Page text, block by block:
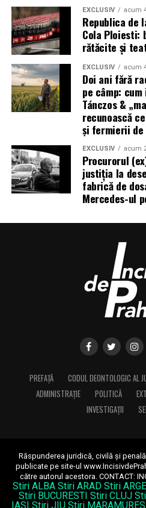
EXCLUSIV acum
Republica de
Cola Ploiesti:
rătăcite și
EXCLUSIV acum
Doi ani fără
pe câmp:
Tánczos &
recunoască
și fermierii
EXCLUSIV acum
Procurorul
justiția la
fabrică de
Mercedes-ul
PREFAȚĂ CODUL DEONTOLOGIC AL
ADMINISTRAȚIE
POLITICĂ
INVESTIGAȚII
Răspunderea juridică, civilă și
publicate pe site-ul
către autorul acestora.CONTACT:
Stiri ALBA Stiri ARAD Stiri
Stiri BUCURESTI Stiri CLUJ
IASI Stiri JIU Stiri MARAMURES